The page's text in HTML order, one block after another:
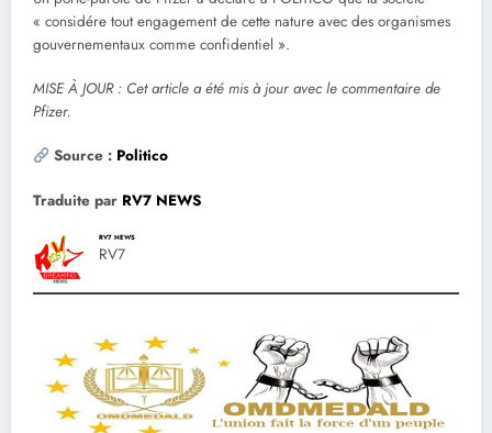
« considére tout engagement de cette nature avec des organismes
gouvernementaux comme confidentiel ».
MISE À JOUR : Cet article a été mis à jour avec le commentaire de
Pfizer.
Source : Politico
Traduite par RV7 NEWS
RV7 NEWS
RV7